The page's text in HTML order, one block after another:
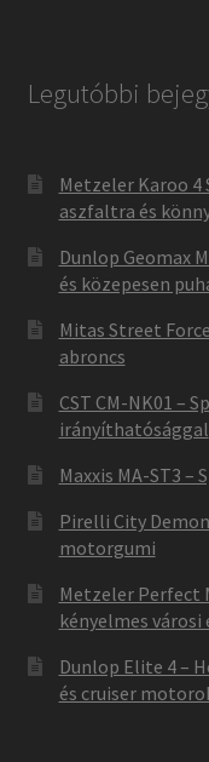
Legutóbbi
Metzeler Karoo
aszfaltra és
Dunlop Geomax
és közepesen
Mitas Street
abroncs
CST CM-NK01 –
irányíthatósággal
Maxxis MA-ST3
Pirelli City
motorgumi
Metzeler Perfect
kényelmes
Dunlop Elite 4 –
és cruiser